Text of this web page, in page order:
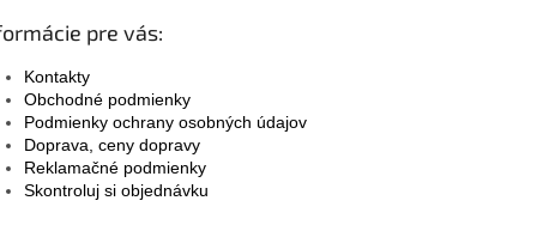
pre vás:
Kontakty
Obchodné podmienky
Podmienky ochrany osobných údajov
Doprava, ceny dopravy
Reklamačné podmienky
Skontroluj si objednávku